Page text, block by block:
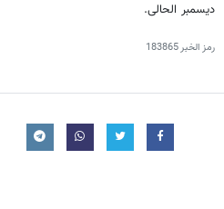
دیسمبر الحالی.
رمز الخبر183865